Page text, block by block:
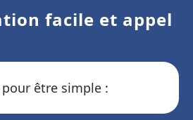
facile et appel
pour être simple :